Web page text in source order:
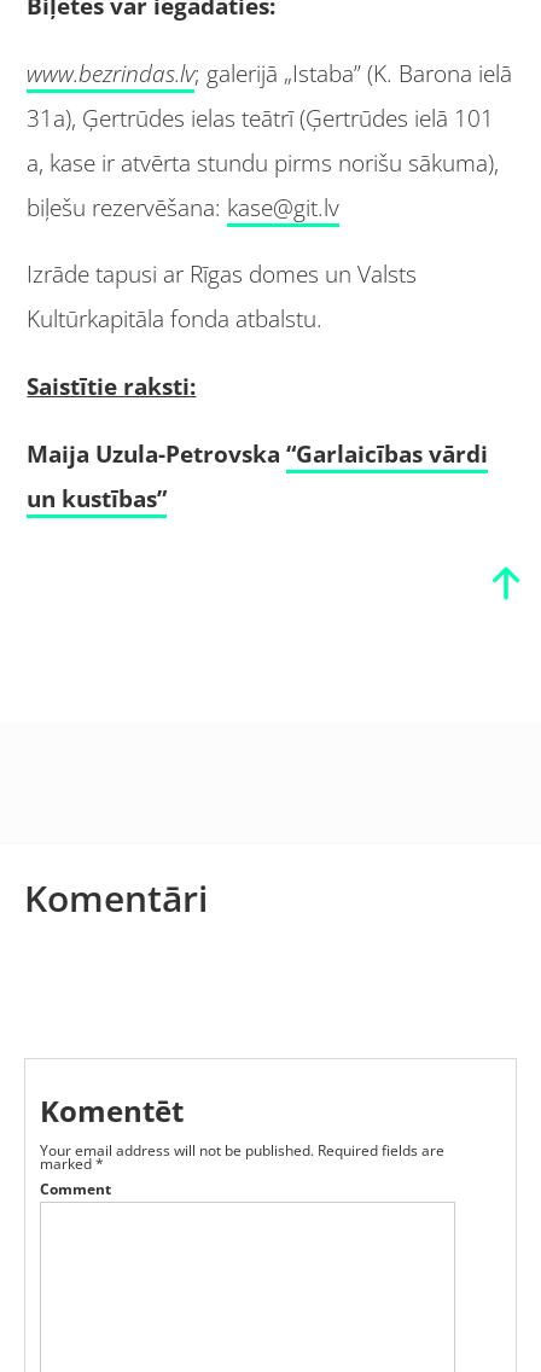
www.bezrindas.lv; galerijā „Istaba” (K. Barona ielā
31a), Ģertrūdes ielas teātrī (Ģertrūdes ielā 101
a, kase ir atvērta stundu pirms norišu sākuma),
biļešu rezervēšana: kase@git.lv
Izrāde tapusi ar Rīgas domes un Valsts
Kultūrkapitāla fonda atbalstu.
Saistītie raksti:
Maija Uzula-Petrovska“Garlaicības vārdi
un kustības”
Komentāri
Komentēt
Your email address will not be published. Required fields are
marked*
Comment